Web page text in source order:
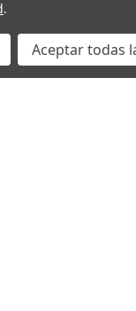
.
Aceptar todas